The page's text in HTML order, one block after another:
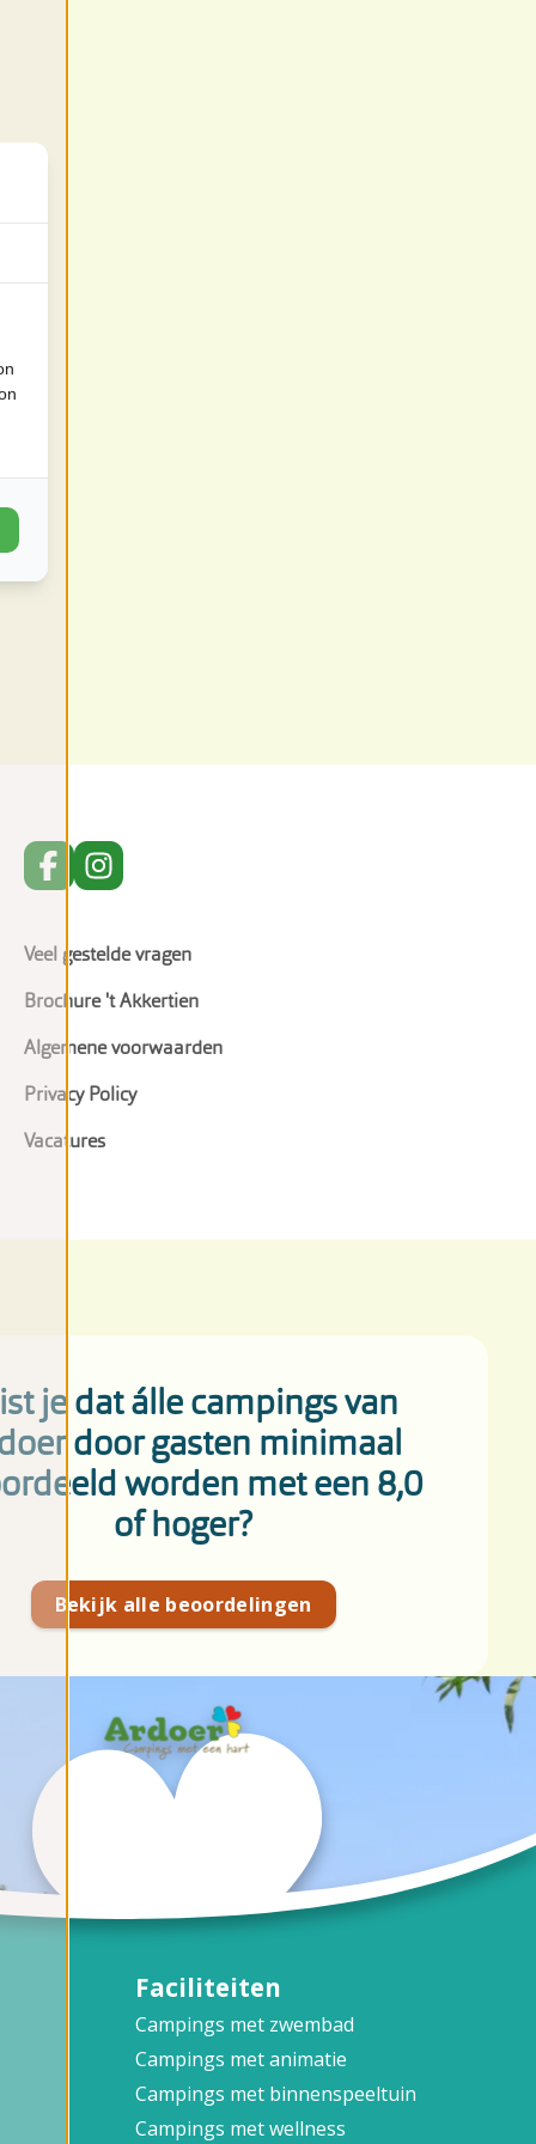
Veel gestelde vragen
Brochure 't Akkertien
Algemene voorwaarden
Privacy Policy
Vacatures
je dat álle campings van
door gasten minimaal
worden met een 8,0
of hoger?
Bekijk alle beoordelingen
Faciliteiten
Campings met zwembad
Campings met animatie
Campings met binnenspeeltuin
Campings met wellness